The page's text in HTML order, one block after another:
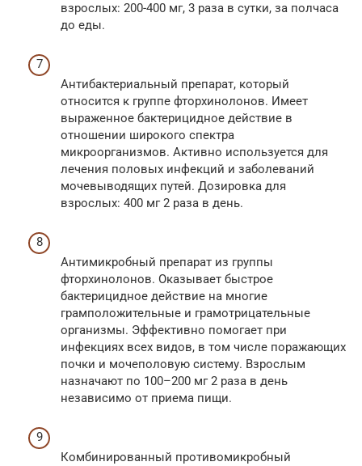
взрослых: 200-400 мг, 3 раза в сутки, за полчаса
до еды.
Антибактериальный препарат, который
относится к группе фторхинолонов. Имеет
выраженное бактерицидное действие в
отношении широкого спектра
микроорганизмов. Активно используется для
лечения половых инфекций и заболеваний
мочевыводящих путей. Дозировка для
взрослых: 400 мг 2 раза в день.
Антимикробный препарат из группы
фторхинолонов. Оказывает быстрое
бактерицидное действие на многие
грамположительные и грамотрицательные
организмы. Эффективно помогает при
инфекциях всех видов, в том числе поражающих
почки и мочеполовую систему. Взрослым
назначают по 100–200 мг 2 раза в день
независимо от приема пищи.
Комбинированный противомикробный